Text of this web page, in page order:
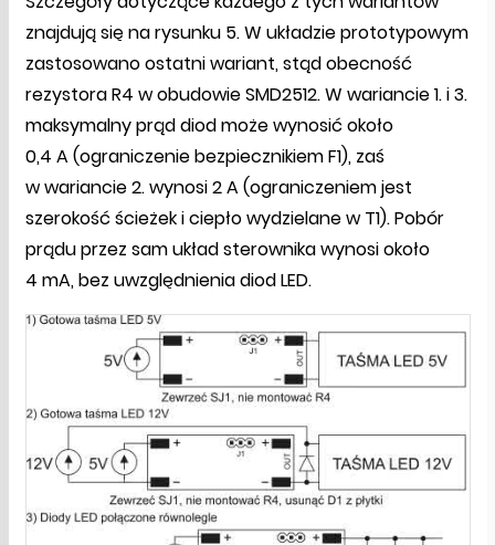
znajdują się na rysunku 5. W układzie prototypowym
zastosowano ostatni wariant, stąd obecność
rezystora R4 w obudowie SMD2512. W wariancie 1. i 3.
maksymalny prąd diod może wynosić około
0,4 A (ograniczenie bezpiecznikiem F1), zaś
w wariancie 2. wynosi 2 A (ograniczeniem jest
szerokość ścieżek i ciepło wydzielane w T1). Pobór
prądu przez sam układ sterownika wynosi około
4 mA, bez uwzględnienia diod LED.